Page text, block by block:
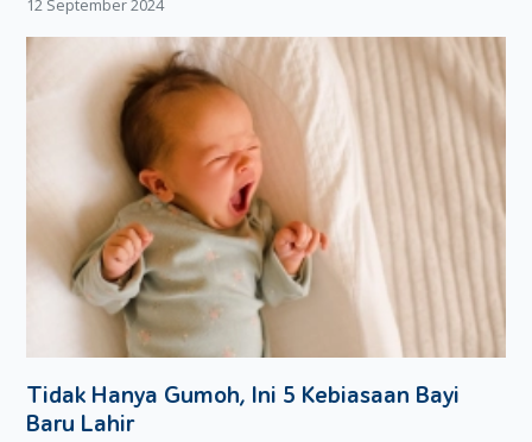
12 September 2024
Tidak Hanya Gumoh, Ini 5 Kebiasaan Bayi
Baru Lahir